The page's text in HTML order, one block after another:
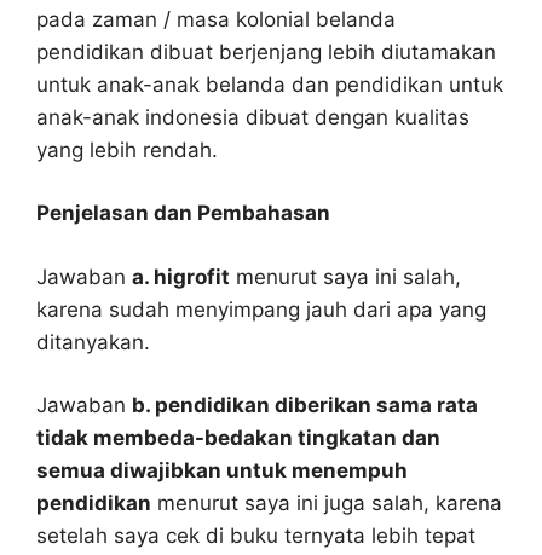
pada zaman / masa kolonial belanda
pendidikan dibuat berjenjang lebih diutamakan
untuk anak-anak belanda dan pendidikan untuk
anak-anak indonesia dibuat dengan kualitas
yang lebih rendah.
Penjelasan dan Pembahasan
Jawaban a. higrofit menurut saya ini salah,
karena sudah menyimpang jauh dari apa yang
ditanyakan.
Jawaban b. pendidikan diberikan sama rata
tidak membeda-bedakan tingkatan dan
semua diwajibkan untuk menempuh
pendidikan menurut saya ini juga salah, karena
setelah saya cek di buku ternyata lebih tepat